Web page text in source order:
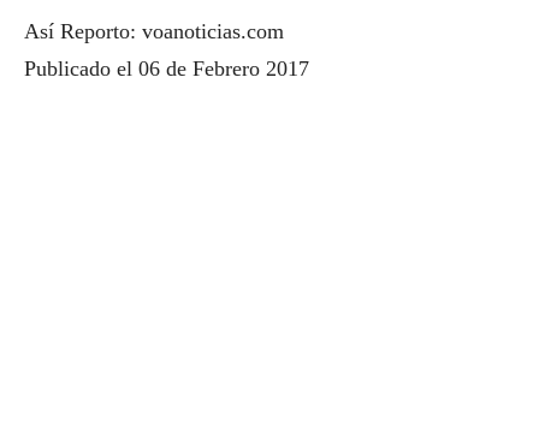
Así Reporto: voanoticias.com
Publicado el 06 de Febrero 2017